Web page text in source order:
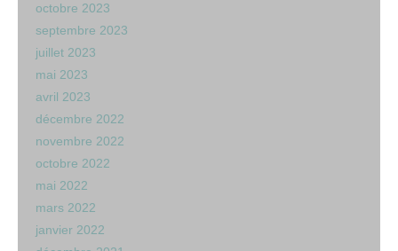
octobre 2023
septembre 2023
juillet 2023
mai 2023
avril 2023
décembre 2022
novembre 2022
octobre 2022
mai 2022
mars 2022
janvier 2022